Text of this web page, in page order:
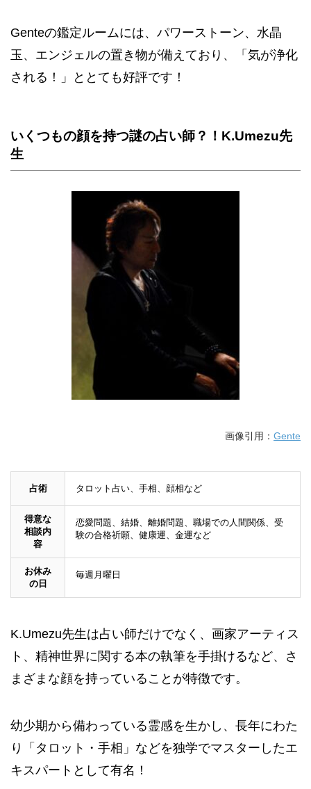
Genteの鑑定ルームには、 パワーストーン、水晶
玉、 エンジェルの置き物が備えており、「気が浄化
される！」と とても好評です！
いくつもの顔を持つ謎の占い師？！ K.Umezu先
生
画像引用： Gente
占術 タロット占い、手相、顔相など
得意な
相談内
容
恋愛問題、結婚、離婚問題、職場での人間関係、受
験の合格祈願、健康運、金運など
お休み
の日
毎週月曜日
K.Umezu先生は占い師だけでなく、画家アーティス
ト、精神世界に関する本の執筆を手掛けるなど、さ
まざまな顔を持っていることが特徴です。
幼少期から備わっている霊感を生かし、長年にわた
り「タロット・手相」などを独学でマスターしたエ
キスパートとして有名！